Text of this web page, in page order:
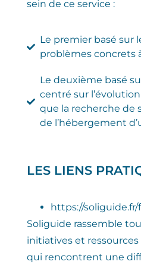
sein de ce service :
Le premier basé sur
problèmes concrets
Le deuxième basé
centré sur
que la recherche de
de l’hébergement
LES LIENS
https://soliguide.fr/
Soliguide rassemble
initiatives et
qui rencontrent une